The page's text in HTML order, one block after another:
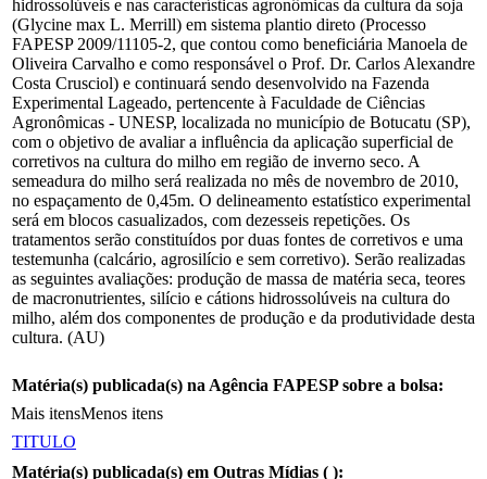
hidrossolúveis e nas características agronômicas da cultura da soja
(Glycine max L. Merrill) em sistema plantio direto (Processo
FAPESP 2009/11105-2, que contou como beneficiária Manoela de
Oliveira Carvalho e como responsável o Prof. Dr. Carlos Alexandre
Costa Crusciol) e continuará sendo desenvolvido na Fazenda
Experimental Lageado, pertencente à Faculdade de Ciências
Agronômicas - UNESP, localizada no município de Botucatu (SP),
com o objetivo de avaliar a influência da aplicação superficial de
corretivos na cultura do milho em região de inverno seco. A
semeadura do milho será realizada no mês de novembro de 2010,
no espaçamento de 0,45m. O delineamento estatístico experimental
será em blocos casualizados, com dezesseis repetições. Os
tratamentos serão constituídos por duas fontes de corretivos e uma
testemunha (calcário, agrosilício e sem corretivo). Serão realizadas
as seguintes avaliações: produção de massa de matéria seca, teores
de macronutrientes, silício e cátions hidrossolúveis na cultura do
milho, além dos componentes de produção e da produtividade desta
cultura. (AU)
Matéria(s) publicada(s) na Agência FAPESP sobre a bolsa:
Mais itensMenos itens
TITULO
Matéria(s) publicada(s) em Outras Mídias ( ):